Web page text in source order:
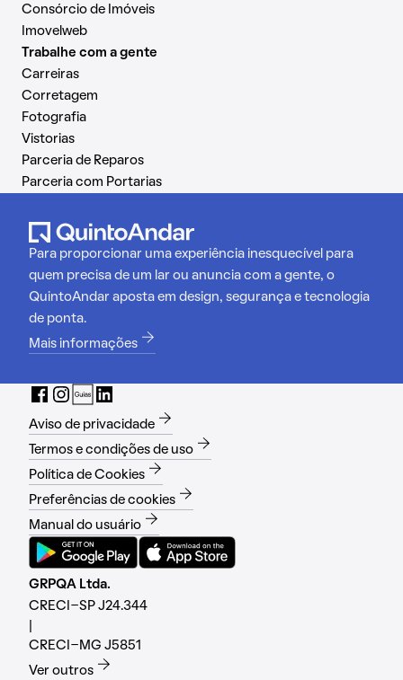
Consórcio de Imóveis
Imovelweb
Trabalhe com a gente
Carreiras
Corretagem
Fotografia
Vistorias
Parceria de Reparos
Parceria com Portarias
Para proporcionar uma experiência inesquecível para
quem precisa de um lar ou anuncia com a gente, o
QuintoAndar aposta em design, segurança e tecnologia
de ponta.
Mais informações
Aviso de privacidade
Termos e condições de uso
Política de Cookies
Preferências de cookies
Manual do usuário
GRPQA Ltda.
CRECI-SP J24.344
CRECI-MG J5851
Ver outros